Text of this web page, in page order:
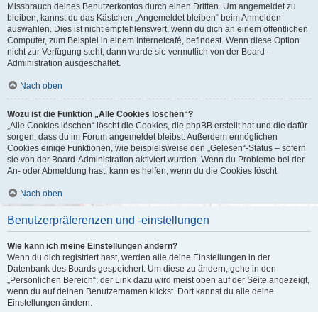
Missbrauch deines Benutzerkontos durch einen Dritten. Um angemeldet zu
bleiben, kannst du das Kästchen „Angemeldet bleiben“ beim Anmelden
auswählen. Dies ist nicht empfehlenswert, wenn du dich an einem öffentlichen
Computer, zum Beispiel in einem Internetcafé, befindest. Wenn diese Option
nicht zur Verfügung steht, dann wurde sie vermutlich von der Board-
Administration ausgeschaltet.
Nach oben
Wozu ist die Funktion „Alle Cookies löschen“?
„Alle Cookies löschen“ löscht die Cookies, die phpBB erstellt hat und die dafür
sorgen, dass du im Forum angemeldet bleibst. Außerdem ermöglichen
Cookies einige Funktionen, wie beispielsweise den „Gelesen“-Status – sofern
sie von der Board-Administration aktiviert wurden. Wenn du Probleme bei der
An- oder Abmeldung hast, kann es helfen, wenn du die Cookies löscht.
Nach oben
Benutzerpräferenzen und -einstellungen
Wie kann ich meine Einstellungen ändern?
Wenn du dich registriert hast, werden alle deine Einstellungen in der
Datenbank des Boards gespeichert. Um diese zu ändern, gehe in den
„Persönlichen Bereich“; der Link dazu wird meist oben auf der Seite angezeigt,
wenn du auf deinen Benutzernamen klickst. Dort kannst du alle deine
Einstellungen ändern.